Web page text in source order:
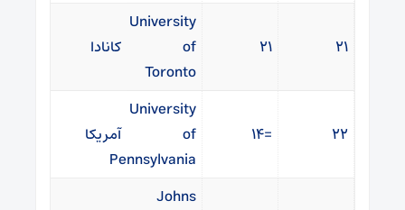
۲۱ ۲۱
University
of
Toronto
کانادا
۲۲ =۱۴
University
of
Pennsylvania
آمریکا
Johns